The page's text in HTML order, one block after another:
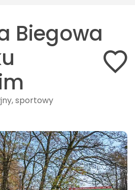
Biegowa
sportowy